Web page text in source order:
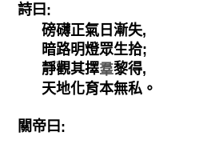
詩曰 :
磅礴正氣日漸失,
暗路明燈眾生拾;
靜觀其擇羣黎得,
天地化育本無私。
關帝曰 :